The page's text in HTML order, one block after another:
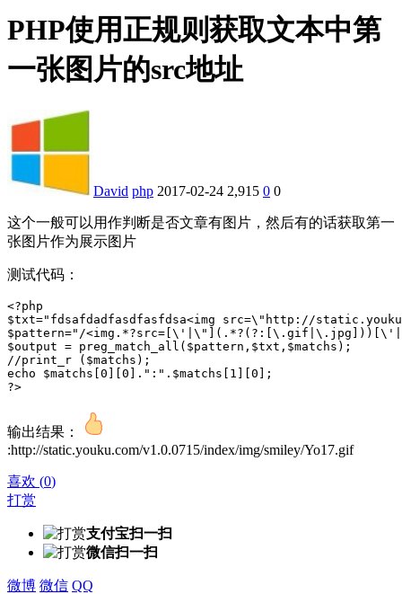
PHP使用正规则获取文本中第
一张图片的src地址
David php 2017-02-24 2,915 0 0
这个一般可以用作判断是否文章有图片，然后有的话获取第一
张图片作为展示图片
测试代码：
<?php
$txt="fdsafdadfasdfasfdsa<img src=\"http://
$pattern="/
$output = preg_match_all($pattern,$txt,$matchs);
//print_r ($matchs);
echo $matchs[0][0].":".$matchs[1][0];
?>
输出结果：
:http://static.youku.com/v1.0.0715/index/img/smiley/Yo17.gif
喜欢 (0)
打赏
支付宝扫一扫
微信扫一扫
微博 微信 QQ